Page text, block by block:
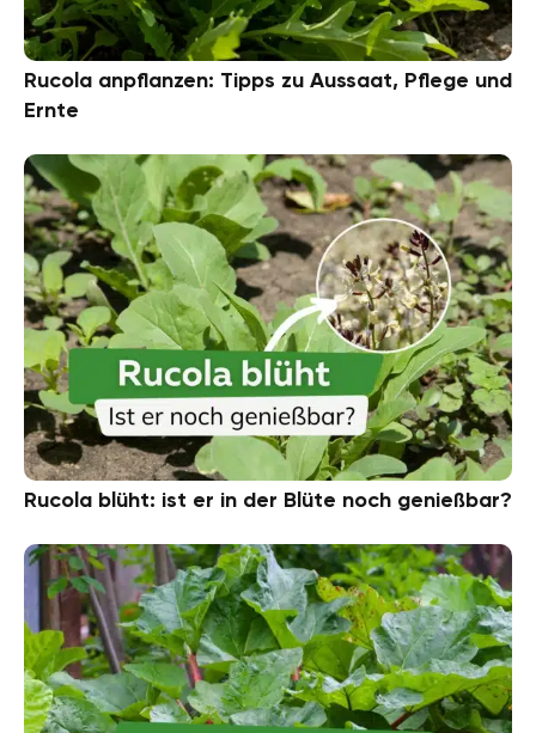
Rucola anpflanzen: Tipps zu Aussaat, Pflege und
Ernte
Rucola blüht: ist er in der Blüte noch genießbar?